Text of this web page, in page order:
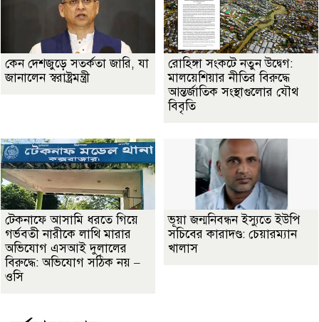
কেন দেশজুড়ে সতর্কতা জারি, যা
জানালেন স্বরাষ্ট্রমন্ত্রী
রোহিঙ্গা সংকটে নতুন উদ্বেগ:
মালয়েশিয়ার নীতির বিরুদ্ধে
আন্তর্জাতিক সংস্থাগুলোর যৌথ
বিবৃতি
টেকনাফে আসামি ধরতে গিয়ে
গর্ভবতী নারীকে লাথি মারার
অভিযোগ এসআই দুলালের
বিরুদ্ধে: অভিযোগ সঠিক নয় –
ওসি
ভূয়া জন্মনিবন্ধন ইস্যুতে ইউপি
সচিবের কারাদণ্ড: চেয়ারম্যান
খালাস